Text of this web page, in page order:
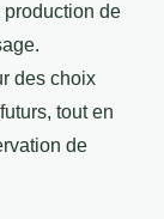
de
des choix
tout en
de